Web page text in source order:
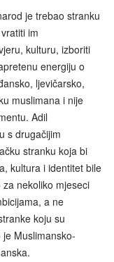
je trebao stranku
im
kulturu, izboriti
energiju o
ljevičarsko,
muslimana i nije
Adil
s drugačijim
stranku koja bi
kultura i identitet bile
nekoliko mjeseci
a ne
koju su
Muslimansko-